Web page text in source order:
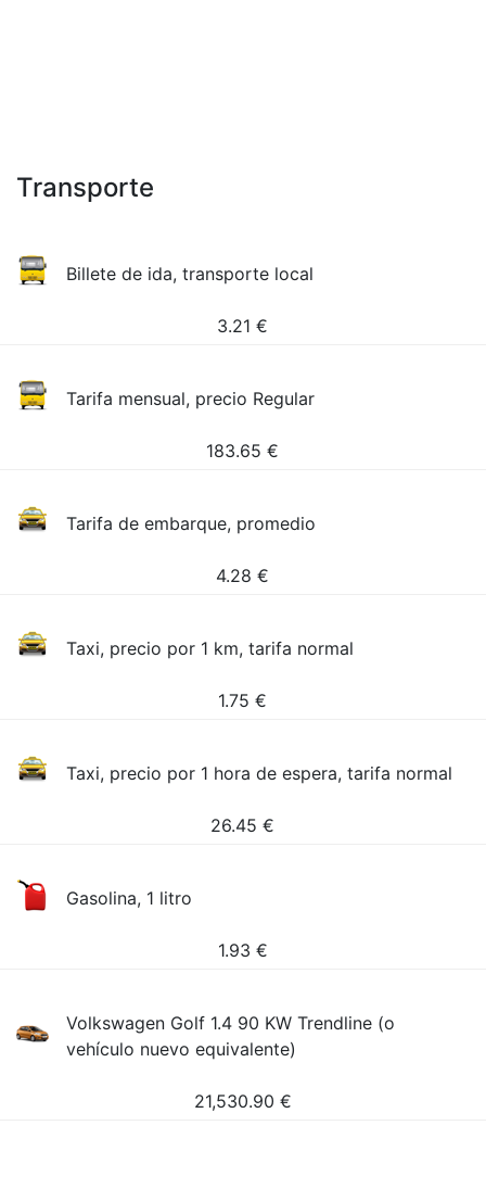
Transporte
Billete de ida, transporte local
3.21 €
Tarifa mensual, precio Regular
183.65 €
Tarifa de embarque, promedio
4.28 €
Taxi, precio por 1 km, tarifa normal
1.75 €
Taxi, precio por 1 hora de espera, tarifa normal
26.45 €
Gasolina, 1 litro
1.93 €
Volkswagen Golf 1.4 90 KW Trendline (o
vehículo nuevo equivalente)
21,530.90 €